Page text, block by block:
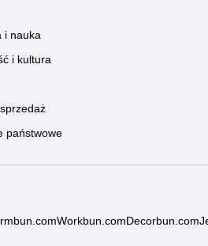
i nauka
i kultura
państwowe
Workbun.com Decorbun.com